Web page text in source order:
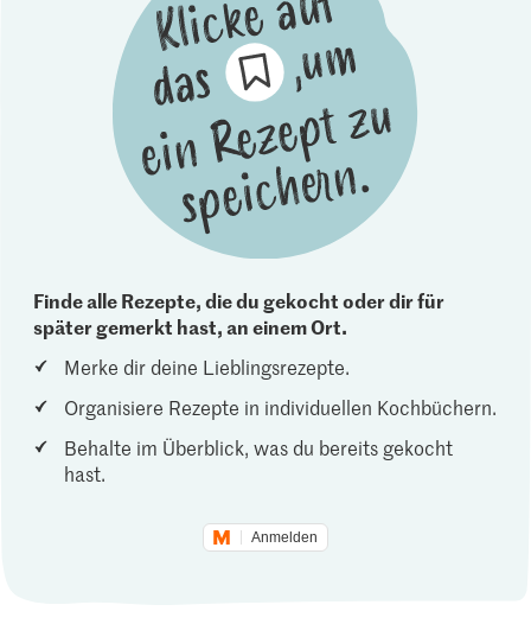
Finde alle Rezepte, die du gekocht oder dir für
später gemerkt hast, an einem Ort.
Merke dir deine Lieblingsrezepte.
Organisiere Rezepte in individuellen Kochbüchern.
Behalte im Überblick, was du bereits gekocht
hast.
Anmelden